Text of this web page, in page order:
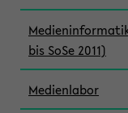
bis SoSe 2011)
Medienlabor